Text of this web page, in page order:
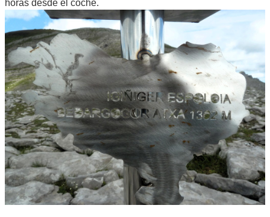
horas desde el coche.